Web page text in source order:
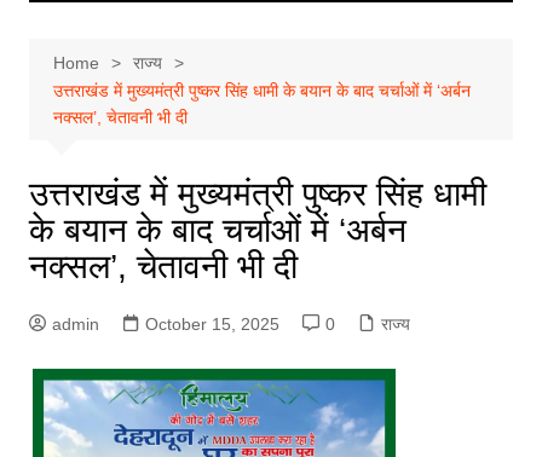
Home
राज्य
उत्तराखंड में मुख्यमंत्री पुष्कर सिंह धामी के बयान के बाद चर्चाओं में ‘अर्बन
नक्सल’, चेतावनी भी दी
उत्तराखंड में मुख्यमंत्री पुष्कर सिंह धामी
के बयान के बाद चर्चाओं में ‘अर्बन
नक्सल’, चेतावनी भी दी
admin October 15, 2025 0 राज्य